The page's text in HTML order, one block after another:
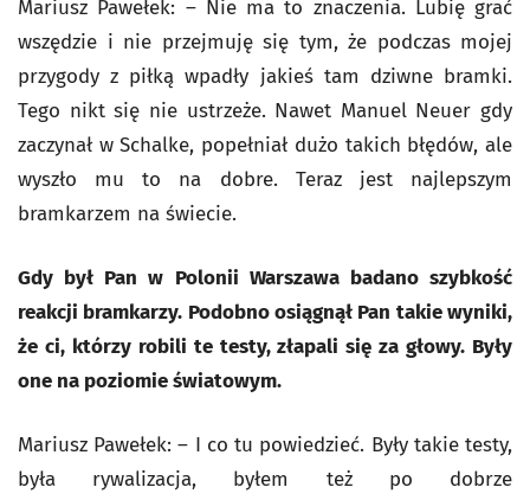
Mariusz Pawełek: – Nie ma to znaczenia. Lubię grać
wszędzie i nie przejmuję się tym, że podczas mojej
przygody z piłką wpadły jakieś tam dziwne bramki.
Tego nikt się nie ustrzeże. Nawet Manuel Neuer gdy
zaczynał w Schalke, popełniał dużo takich błędów, ale
wyszło mu to na dobre. Teraz jest najlepszym
bramkarzem na świecie.
Gdy był Pan w Polonii Warszawa badano szybkość
reakcji bramkarzy. Podobno osiągnął Pan takie wyniki,
że ci, którzy robili te testy, złapali się za głowy. Były
one na poziomie światowym.
Mariusz Pawełek: – I co tu powiedzieć. Były takie testy,
była rywalizacja, byłem też po dobrze